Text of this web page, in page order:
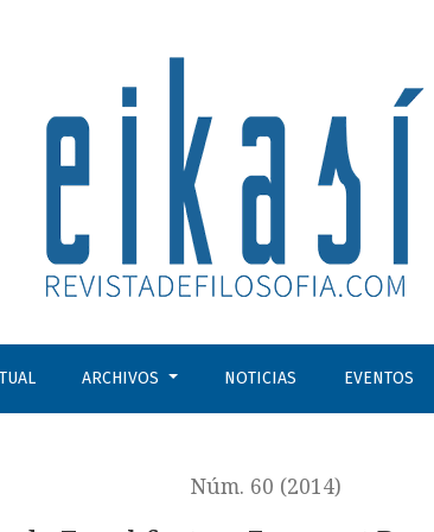
Bauman y Richard Rorty
ARCHIVOS NOTICIAS EVENTOS
Núm. 60 (2014)